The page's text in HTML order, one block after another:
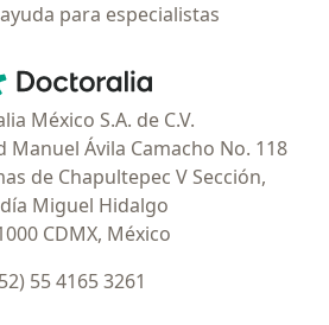
para especialistas
Doctoralia - Página de inicio
México S.A. de C.V.
Manuel Ávila Camacho No. 118
de Chapultepec V Sección,
Miguel Hidalgo
CDMX, México
55 4165 3261